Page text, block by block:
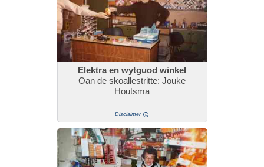
Elektra en wytguod winkel
Oan de skoallestritte: Jouke
Houtsma
Disclaimer